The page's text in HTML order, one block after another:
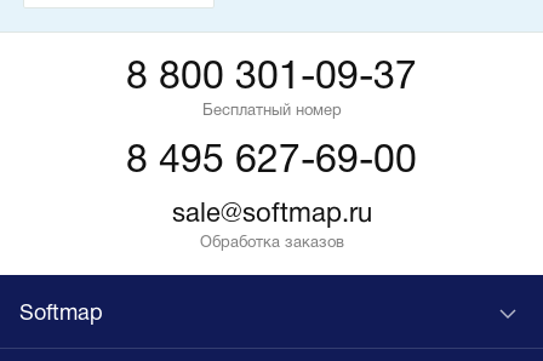
8 800 301-09-37
Бесплатный номер
8 495 627-69-00
sale@softmap.ru
Обработка заказов
Softmap